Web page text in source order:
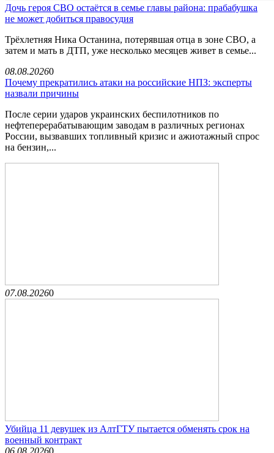
Дочь героя СВО остаётся в семье главы района: прабабушка
не может добиться правосудия
Трёхлетняя Ника Останина, потерявшая отца в зоне СВО, а
затем и мать в ДТП, уже несколько месяцев живет в семье...
08.08.20260
Почему прекратились атаки на российские НПЗ: эксперты
назвали причины
После серии ударов украинских беспилотников по
нефтеперерабатывающим заводам в различных регионах
России, вызвавших топливный кризис и ажиотажный спрос
на бензин,...
07.08.20260
Убийца 11 девушек из АлтГТУ пытается обменять срок на
военный контракт